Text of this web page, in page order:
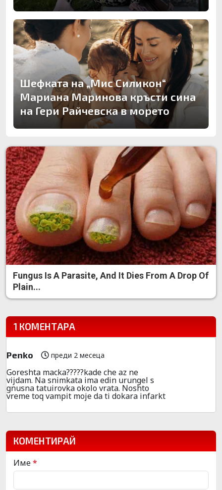
Шефката на „Мис Силикон“
Мариана Маринова кръсти сина
на Гери Райчевска в морето
Fungus Is A Parasite, And It Dies From A Drop Of
Plain...
1 КОМЕНТАРА
Penko преди 2 месеца
Goreshta macka?????kade che az ne
vijdam. Na snimkata ima edin urungel s
gnusna tatuirovka okolo vrata. Noshto
vreme toq vampit moje da ti dokara infarkt
КОМЕНТИРАЙ
Име*